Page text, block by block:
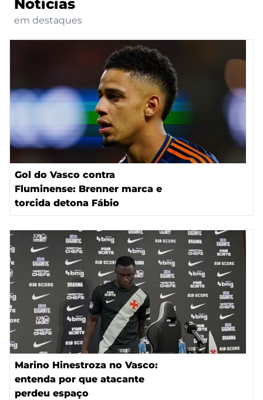
Notícias
em destaques
Gol do Vasco contra
Fluminense: Brenner marca e
torcida detona Fábio
Marino Hinestroza no Vasco:
entenda por que atacante
perdeu espaço